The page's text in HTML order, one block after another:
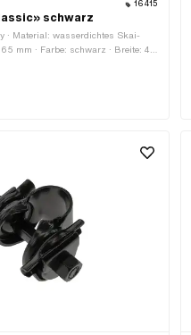
16415
schwarz
· Material: wasserdichtes Skai-
mm · Farbe: schwarz · Breite: 40